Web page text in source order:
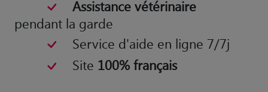
Assistance vétérinaire
pendant la garde
Service d'aide en ligne 7/7j
Site 100% français